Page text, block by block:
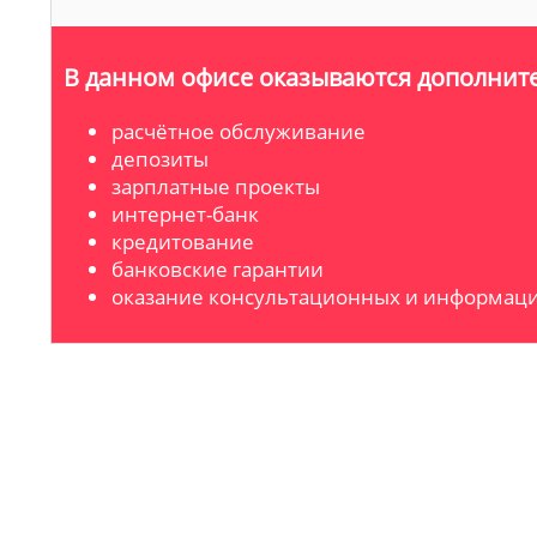
В данном офисе оказываются
расчётное обслуживание
депозиты
зарплатные проекты
интернет-банк
кредитование
банковские гарантии
оказание консультационных и